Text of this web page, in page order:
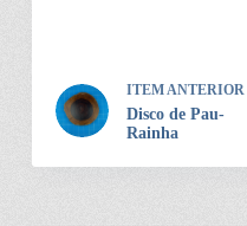
ITEM ANTERIOR
Disco de Pau-
Rainha